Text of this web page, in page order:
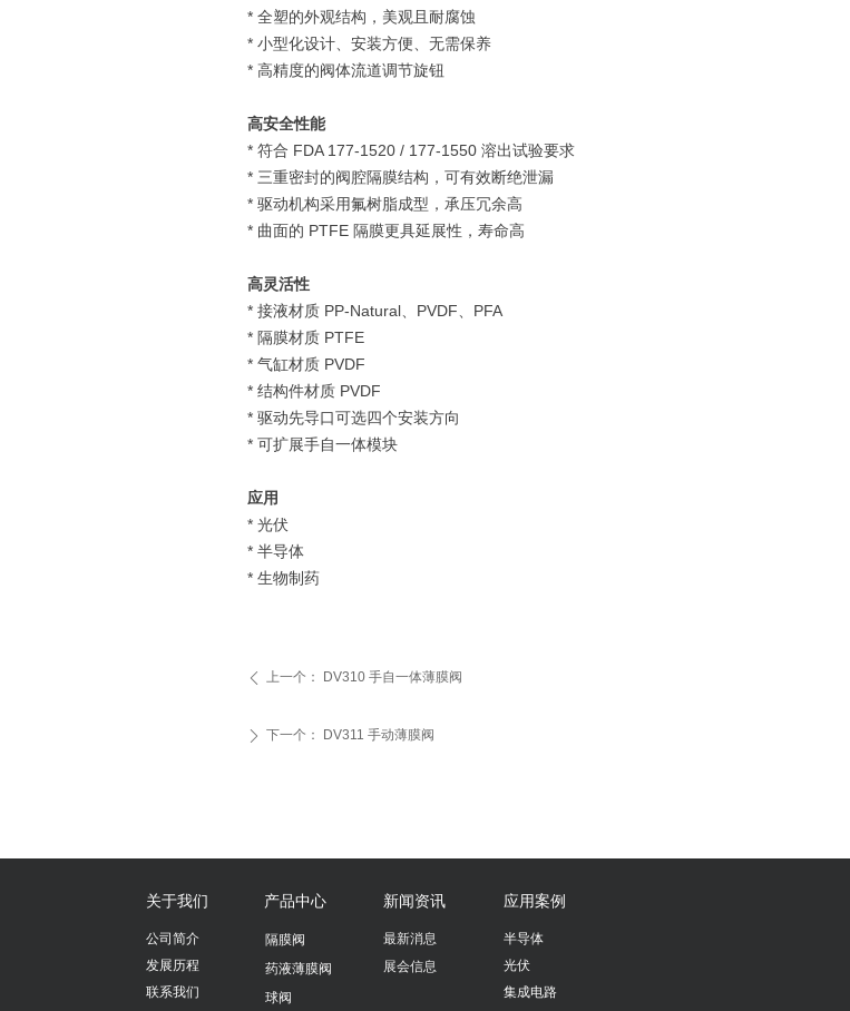
ꄴ 上一个： DV310 手自一体薄膜阀
ꄲ 下一个： DV311 手动薄膜阀
* 全塑的外观结构，美观且耐腐蚀
* 小型化设计、安装方便、无需保养
* 高精度的阀体流道调节旋钮
高安全性能
* 符合 FDA 177-1520 / 177-1550 溶出试验要求
* 三重密封的阀腔隔膜结构，可有效断绝泄漏
* 驱动机构采用氟树脂成型，承压冗余高
* 曲面的 PTFE 隔膜更具延展性，寿命高
高灵活性
* 接液材质 PP-Natural、PVDF、PFA
* 隔膜材质 PTFE
* 气缸材质 PVDF
* 结构件材质 PVDF
* 驱动先导口可选四个安装方向
* 可扩展手自一体模块
应用
* 光伏
* 半导体
* 生物制药
最新消息
展会信息
产品中心
关于我们 新闻资讯 应用案例
半导体
光伏
集成电路
隔膜阀
药液薄膜阀
球阀
公司简介
发展历程
联系我们